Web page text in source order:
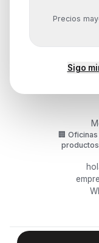
Precios
Sigo
🏢